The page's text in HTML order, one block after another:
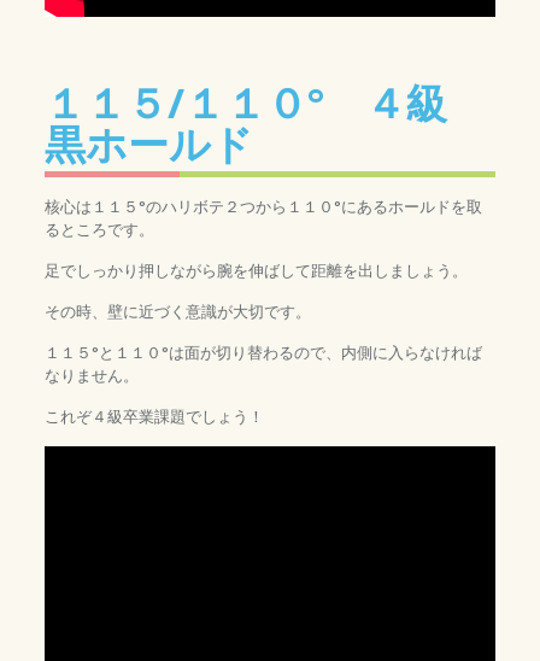
１１５/１１０° ４級
黒ホールド
核心は１１５°のハリボテ２つから１１０°にあるホールドを取
るところです。
足でしっかり押しながら腕を伸ばして距離を出しましょう。
その時、壁に近づく意識が大切です。
１１５°と１１０°は面が切り替わるので、内側に入らなければ
なりません。
これぞ４級卒業課題でしょう！